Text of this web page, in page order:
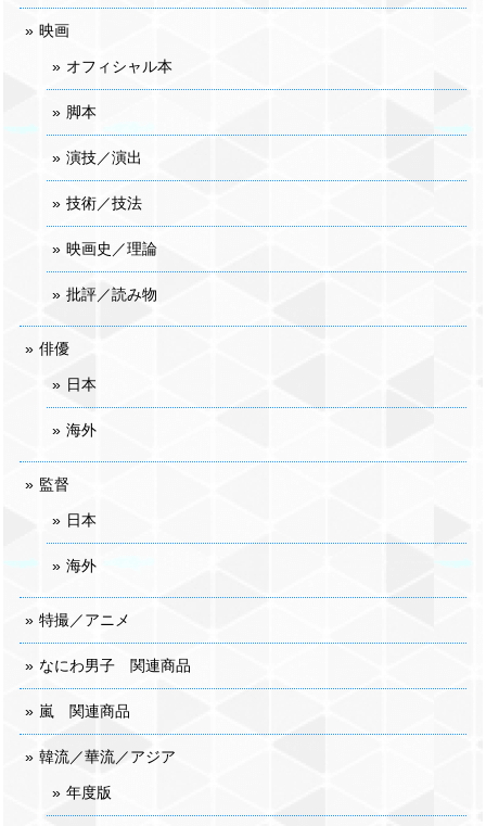
映画
オフィシャル本
脚本
演技／演出
技術／技法
映画史／理論
批評／読み物
俳優
日本
海外
監督
日本
海外
特撮／アニメ
なにわ男子 関連商品
嵐 関連商品
韓流／華流／アジア
年度版